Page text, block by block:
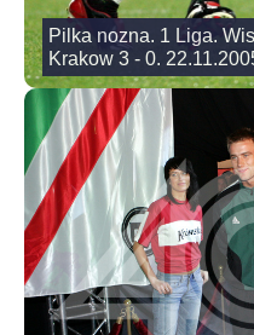
Pilka nozna. 1 Liga.
Krakow 3 - 0.